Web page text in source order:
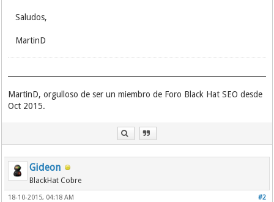
Saludos,
MartinD
MartinD, orgulloso de ser un miembro de Foro Black Hat SEO desde
Oct 2015.
Gideon
BlackHat Cobre
#2
18-10-2015, 04:18 AM